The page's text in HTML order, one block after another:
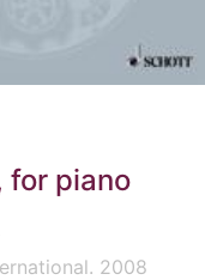
for piano
2008